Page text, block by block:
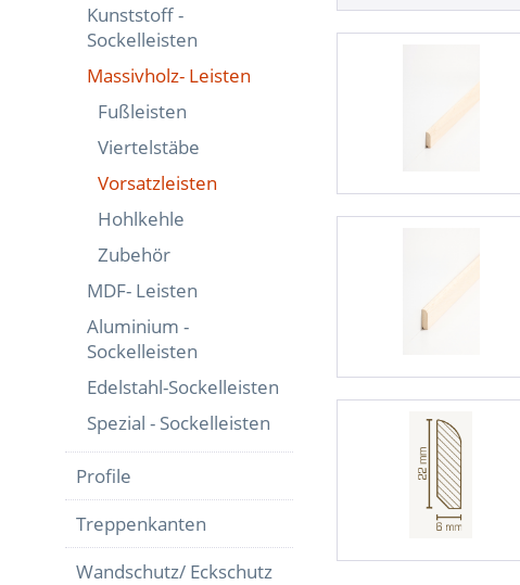
Kunststoff -
Sockelleisten
Massivholz- Leisten
Fußleisten
Viertelstäbe
Vorsatzleisten
Hohlkehle
Zubehör
MDF- Leisten
Aluminium -
Sockelleisten
Edelstahl-Sockelleisten
Spezial - Sockelleisten
Profile
Treppenkanten
Wandschutz/ Eckschutz